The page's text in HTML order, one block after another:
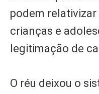
podem
crianças e
legitimação de
O réu deixou o